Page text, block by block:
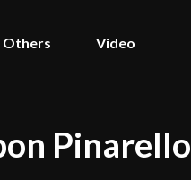
Others Video